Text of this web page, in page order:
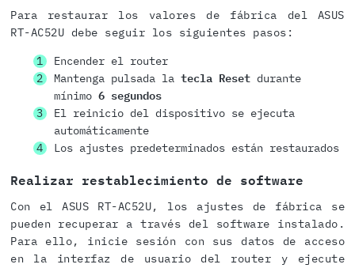
Para restaurar los valores de fábrica del ASUS
RT-AC52U debe seguir los siguientes pasos:
Encender el router
Mantenga pulsada la tecla Resetdurante
mínimo 6 segundos
El reinicio del dispositivo se ejecuta
automáticamente
Los ajustes predeterminados están restaurados
Realizar restablecimiento de software
Con el ASUS RT-AC52U, los ajustes de fábrica se
pueden recuperar a través del software instalado.
Para ello, inicie sesión con sus datos de acceso
en la interfaz de usuario del router y ejecute